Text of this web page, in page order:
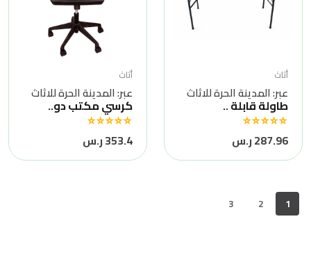
أثاث
عبر: المدينة الحرة للاثاث
طاولة قابلة ..
287.96 ر.س
أثاث
عبر: المدينة الحرة للاثاث
كرسي مكتب دو..
353.4 ر.س
1
2
3